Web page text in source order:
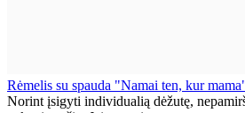
Rėmelis su spauda "Namai ten, kur
Norint įsigyti individualią dėžutę,